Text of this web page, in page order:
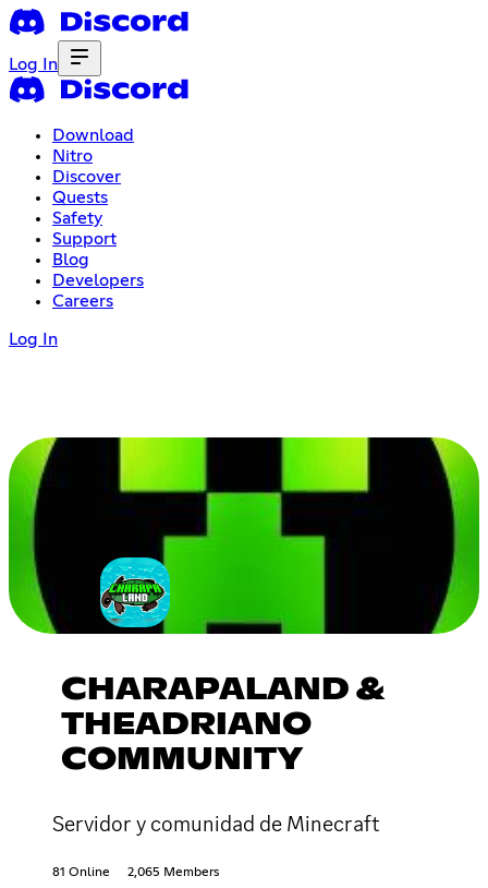
Log In
Download
Nitro
Discover
Quests
Safety
Support
Blog
Developers
Careers
Log In
CHARAPALAND &
THEADRIANO
COMMUNITY
Servidor y comunidad de Minecraft
81 Online 2,065 Members